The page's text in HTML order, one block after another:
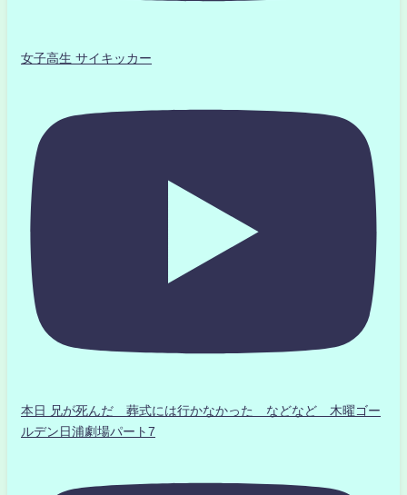
女子高生 サイキッカー
本日 兄が死んだ 葬式には行かなかった などなど 木曜ゴー
ルデン日浦劇場パート7